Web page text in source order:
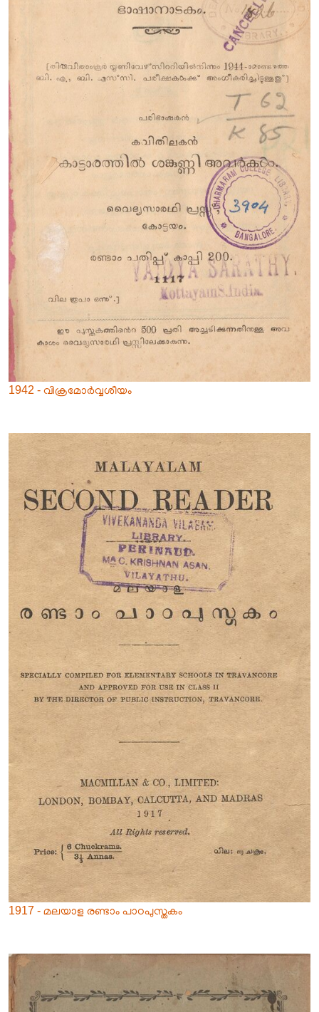
1942 - വിക്രമോർവ്വശീയം
1917 - മലയാള രണ്ടാം പാഠപുസ്തകം